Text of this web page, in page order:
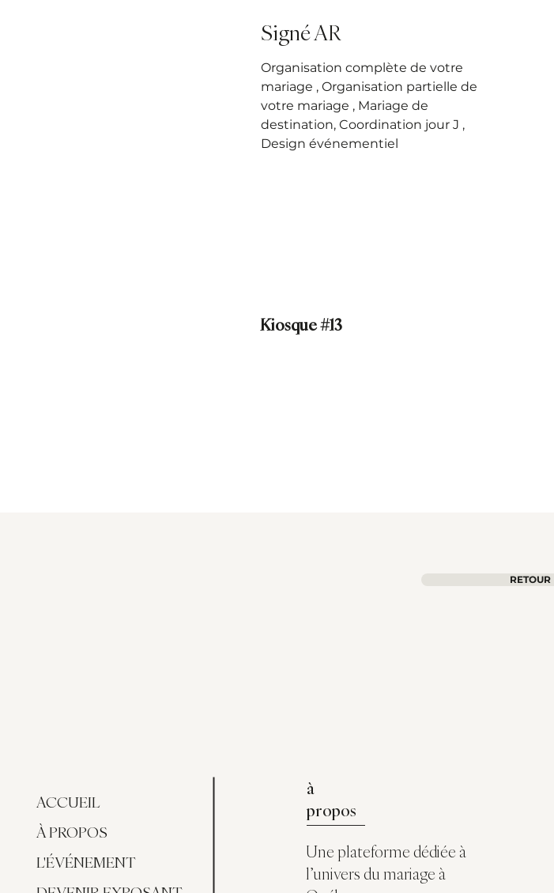
Signé AR
Organisation complète de votre
mariage , Organisation partielle de
votre mariage , Mariage de
destination, Coordination jour J ,
Design événementiel
Kiosque #13
RETOUR
ACCUEIL
À PROPOS
L'ÉVÉNEMENT
à
propos
Une plateforme dédiée à
l’univers du mariage à